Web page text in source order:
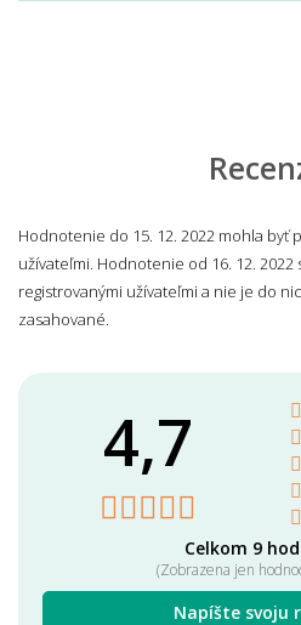
Hodnotenie do 15. 12. 2022 mohla byť
užívateľmi. Hodnotenie od 16. 12.
registrovanými užívateľmi a nie je do
zasahované.
4,7
Celkom 9
(Zobrazena jen
Napíšte svoju